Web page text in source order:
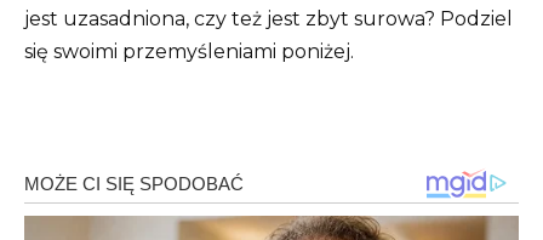
jest uzasadniona, czy też jest zbyt surowa? Podziel
się swoimi przemyśleniami poniżej.